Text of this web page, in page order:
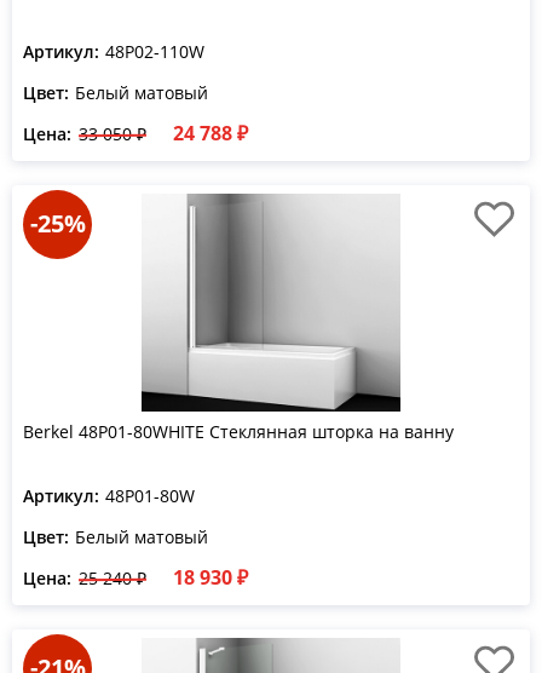
Артикул: 48P02-110W
Цвет: Белый матовый
Цена: 33 050 ₽ 24 788 ₽
-25%
Berkel 48P01-80WHITE Стеклянная шторка на ванну
Артикул: 48P01-80W
Цвет: Белый матовый
Цена: 25 240 ₽ 18 930 ₽